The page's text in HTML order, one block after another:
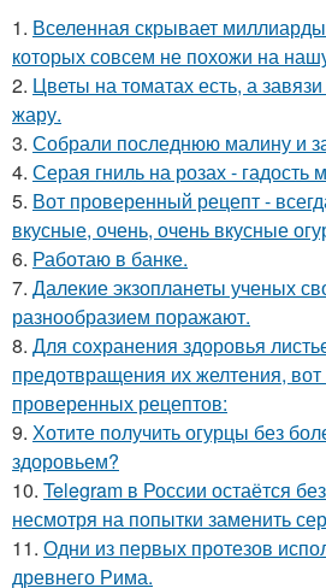
1. Вселенная скрывает
которых совсем не похожи на
2. Цветы на томатах есть, а
жару.
3. Собрали последнюю малину и
4. Серая гниль на розах - гадость
5. Вот проверенный рецепт -
вкусные, очень, очень вкусные
6. Работаю в банке.
7. Далекие экзопланеты ученых
разнообразием поражают.
8. Для сохранения здоровья
предотвращения их желтения, вот
проверенных рецептов:
9. Хотите получить огурцы без
здоровьем?
10. Telegram в России остаётся
несмотря на попытки заменить
11. Одни из первых протезов
древнего Рима.